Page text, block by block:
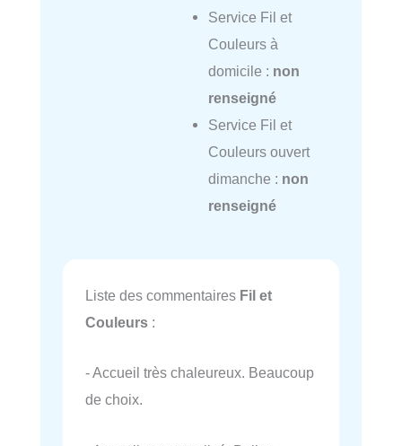
Service Fil et
Couleurs à
domicile : non
renseigné
Service Fil et
Couleurs ouvert
dimanche : non
renseigné
Liste des commentaires Fil et
Couleurs :
- Accueil très chaleureux. Beaucoup
de choix.